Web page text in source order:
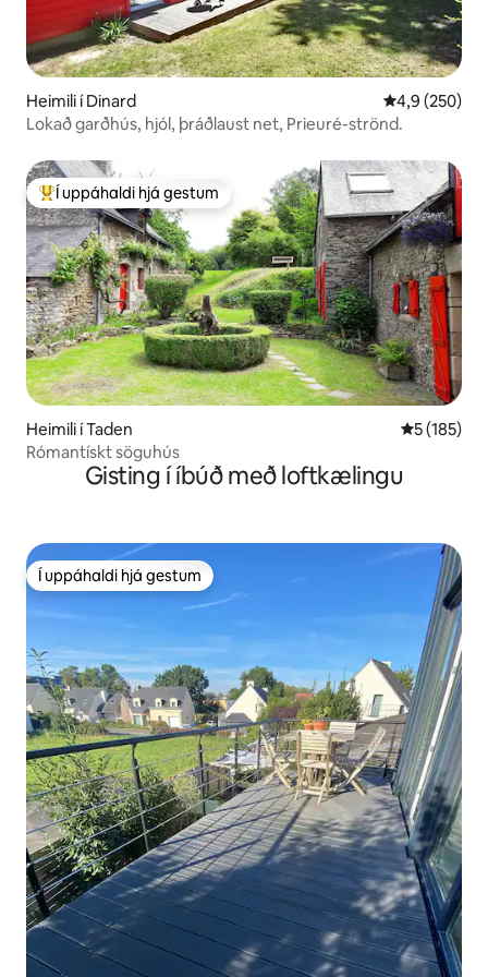
Heimili í Dinard 4,9 af 5 í
4,9 (250)
Lokað garðhús, hjól, þráðlaust net, Prieuré-strönd.
Í mestu uppáhaldi hjá gestum
Í uppáhaldi hjá gestum
Heimili í Taden 5 af 5 í
5 (185)
Rómantískt söguhús
Gisting í íbúð með loftkælingu
Í uppáhaldi hjá gestum
Í uppáhaldi hjá gestum